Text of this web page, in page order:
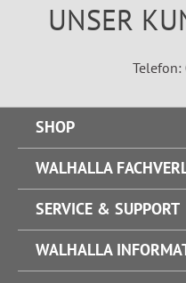
UNSER
SHOP
WALHALLA
SERVICE & SUPPORT
WALHALLA